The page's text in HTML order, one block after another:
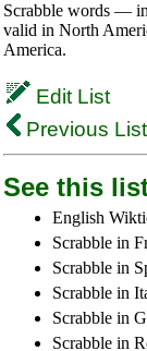
Scrabble words —
valid in North
America.
Edit List
Previous List
See this
English
Scrabble in
Scrabble in
Scrabble in
Scrabble in
Scrabble in